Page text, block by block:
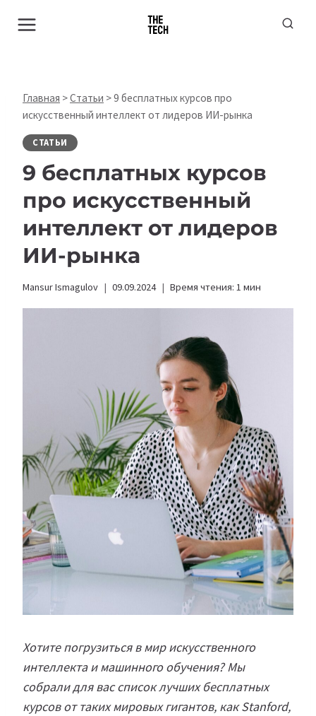
Главная >Статьи >9 бесплатных курсов про
искусственный интеллект от лидеров ИИ-рынка
СТАТЬИ
9 бесплатных курсов
про искусственный
интеллект от лидеров
ИИ-рынка
Mansur Ismagulov 09.09.2024 Время чтения: 1 мин
Хотите погрузиться в мир искусственного
интеллекта и машинного обучения? Мы
собрали для вас список лучших бесплатных
курсов от таких мировых гигантов, как Stanford,